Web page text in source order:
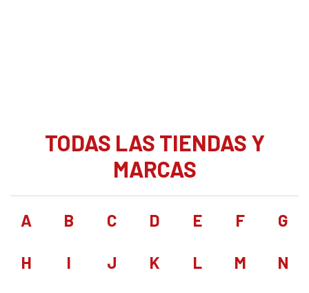
TODAS LAS TIENDAS Y
MARCAS
A B C D E F G
H I J K L M N